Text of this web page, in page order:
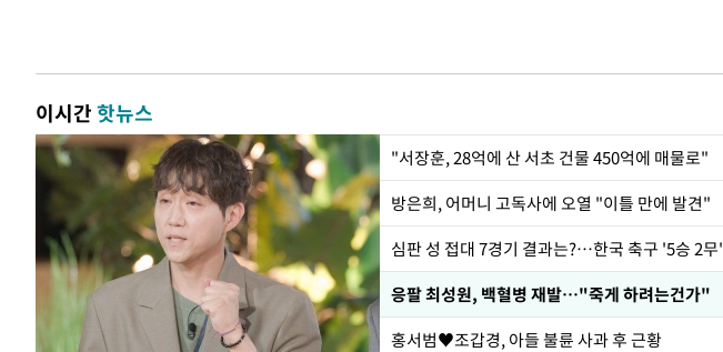
이시간핫뉴스
"서장훈, 28억에 산 서초 건물 450억에 매물로"
방은희, 어머니 고독사에 오열 "이틀 만에 발견"
심판 성 접대 7경기 결과는?…한국 축구 '5승 2무'
응팔 최성원, 백혈병 재발…"죽게 하려는건가"
홍서범♥조갑경, 아들 불륜 사과 후 근황